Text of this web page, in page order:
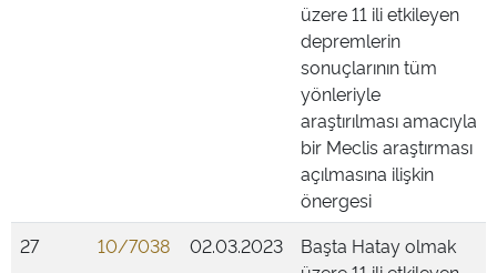
üzere 11 ili etkileyen
depremlerin
sonuçlarının tüm
yönleriyle
araştırılması amacıyla
bir Meclis araştırması
açılmasına ilişkin
önergesi
27
10/7038 02.03.2023
Başta Hatay olmak